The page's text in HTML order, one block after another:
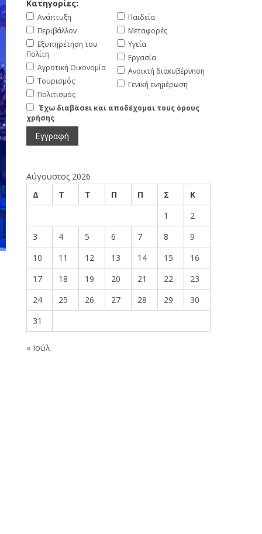
Κατηγορίες:
Ανάπτυξη
Περιβάλλον
Εξυπηρέτηση του
Πολίτη
Αγροτική Οικονομία
Τουρισμός
Πολιτισμός
Παιδεία
Μεταφορές
Υγεία
Εργασία
Ανοικτή διακυβέρνηση
Γενική ενημέρωση
Έχω διαβάσει και αποδέχομαι τους όρους
χρήσης
Αύγουστος 2026
Δ
Τ Τ Π Π Σ
Κ
1
2
3
4 5 6 7 8
9
10
11 12 13 14 15
16
17
18 19 20 21 22
23
24
25 26 27 28 29
30
31
« Ιούλ